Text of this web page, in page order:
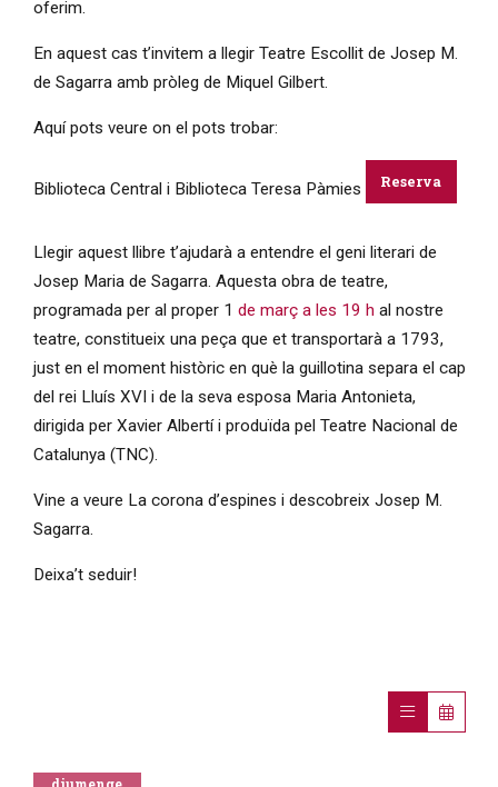
oferim.
En aquest cas t’invitem a llegir Teatre Escollit de Josep M.
de Sagarra amb pròleg de Miquel Gilbert.
Aquí pots veure on el pots trobar:
Biblioteca Central i Biblioteca Teresa Pàmies Reserva
Llegir aquest llibre t’ajudarà a entendre el geni literari de
Josep Maria de Sagarra. Aquesta obra de teatre,
programada per al proper 1 de març a les 19 h al nostre
teatre, constitueix una peça que et transportarà a 1793,
just en el moment històric en què la guillotina separa el cap
del rei Lluís XVI i de la seva esposa Maria Antonieta,
dirigida per Xavier Albertí i produïda pel Teatre Nacional de
Catalunya (TNC).
Vine a veure La corona d’espines i descobreix Josep M.
Sagarra.
Deixa’t seduir!
diumenge